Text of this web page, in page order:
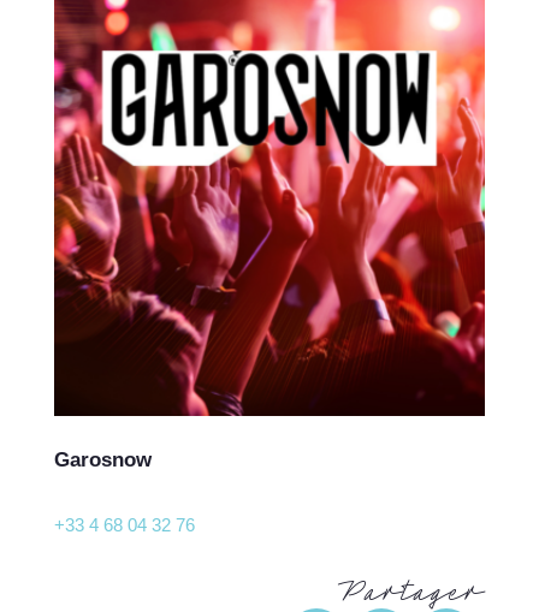
Garosnow
+33 4 68 04 32 76
Partager